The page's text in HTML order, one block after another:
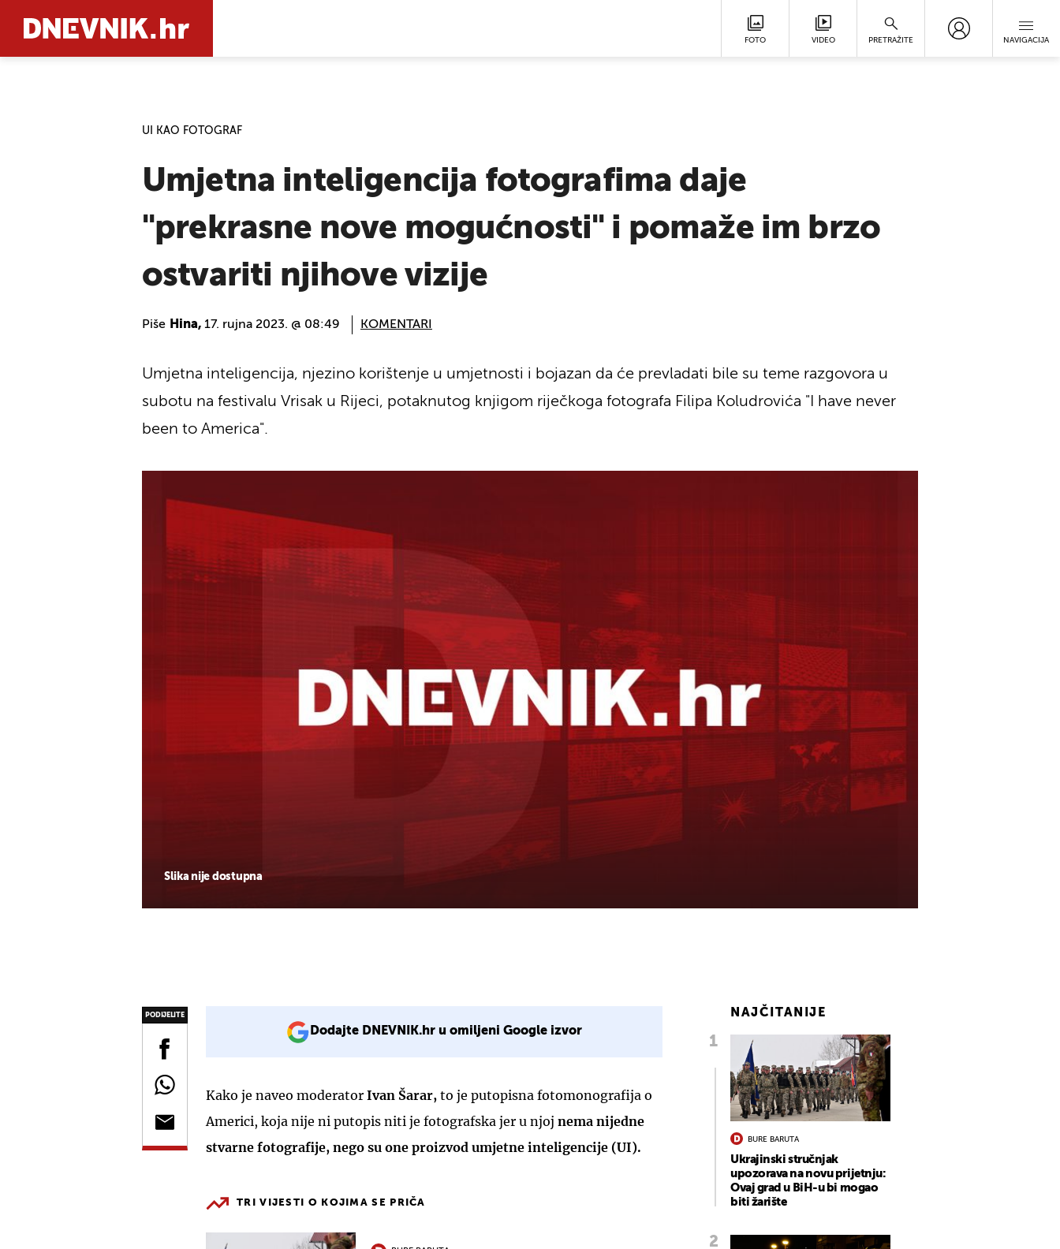
FOTO VIDEO PRETRAŽITE NAVIGACIJA
UI KAO FOTOGRAF
Umjetna inteligencija fotografima daje
"prekrasne nove mogućnosti" i pomaže im brzo
ostvariti njihove vizije
Piše Hina, 17. rujna 2023. @ 08:49 KOMENTARI
Slika nije dostupna
Umjetna inteligencija, njezino korištenje u umjetnosti i bojazan da će prevladati bile su teme razgovora u
subotu na festivalu Vrisak u Rijeci, potaknutog knjigom riječkoga fotografa Filipa Koludrovića "I have never
been to America".
PODIJELITE
Dodajte DNEVNIK.hr u omiljeni Google izvor
Kako je naveo moderator Ivan Šarar, to je putopisna fotomonografija o
Americi, koja nije ni putopis niti je fotografska jer u njoj nema nijedne
stvarne fotografije, nego su one proizvod umjetne inteligencije (UI).
TRI VIJESTI O KOJIMA SE PRIČA
NAJČITANIJE
BURE BARUTA
Ukrajinski stručnjak
upozorava na novu prijetnju:
Ovaj grad u BiH-u bi mogao
biti žarište